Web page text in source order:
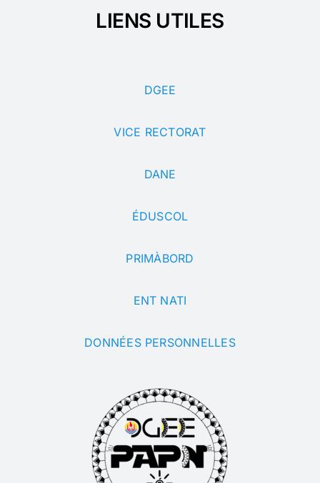
LIENS UTILES
DGEE
VICE RECTORAT
DANE
ÉDUSCOL
PRIMÀBORD
ENT NATI
DONNÉES PERSONNELLES